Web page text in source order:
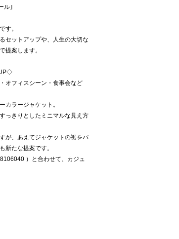
ル｣
す。
セットアップや、人生の大切な
提案します。
オフィスシーン・食事会など
カラージャケット。
っきりとしたミニマルな見え方
が、あえてジャケットの裾をパ
新たな提案です。
）と合わせて、カジュ